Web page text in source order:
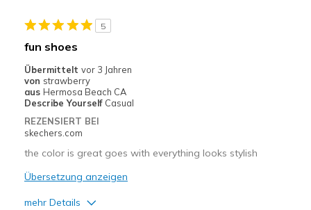
Sizing
Feels true to size
View On Shoes
5
fun shoes
Übermittelt vor 3 Jahren
von strawberry
aus Hermosa Beach CA
Describe Yourself Casual
REZENSIERT BEI
skechers.com
the color is great goes with everything looks stylish
Übersetzung anzeigen
mehr Details